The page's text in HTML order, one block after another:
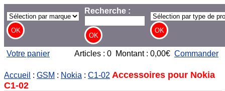
Recherche :
Votre panier Articles : 0 Montant : 0,00€ Commander
Accueil : GSM : Nokia : C1-02 Accessoires pour Nokia
C1-02